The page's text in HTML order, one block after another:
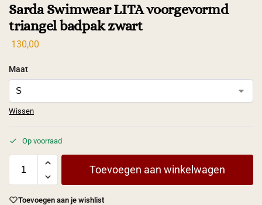
Sarda Swimwear LITA voorgevormd
triangel badpak zwart
130,00
Maat
Wissen
Op voorraad
Toevoegen aan winkelwagen
Toevoegen aan je wishlist